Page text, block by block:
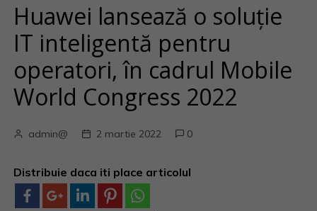
Huawei lansează o soluție
IT inteligentă pentru
operatori, în cadrul Mobile
World Congress 2022
admin@ 2 martie 2022 0
Distribuie daca iti place articolul